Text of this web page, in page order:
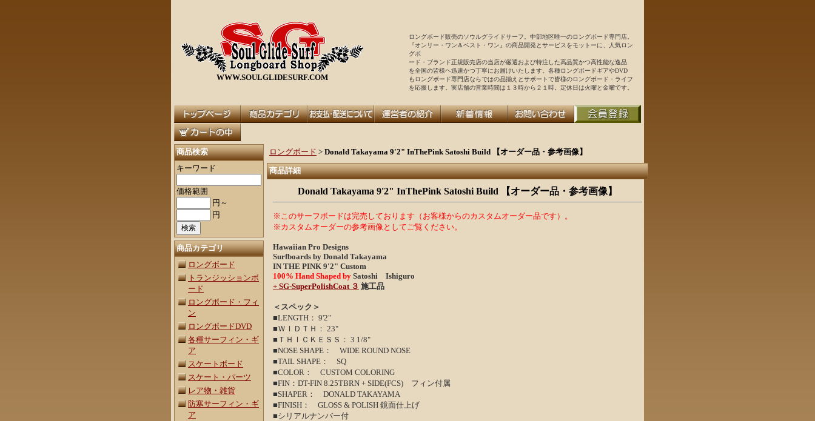
WWW.SOULGLIDESURF.COM
ロングボード販売のソウルグライドサーフ。中部地区唯一のロングボード専門店。
『オンリー・ワン＆ベスト・ワン』の商品開発とサービスをモットーに、人気ロン
グボ
ード・ブランド正規販売店の当店が厳選および特注した高品質かつ高性能な逸品
を全国の皆様ヘ迅速かつ丁寧にお届けいたします。各種ロングボードギアやDVD
もロングボード専門店ならではの品揃えとサポートで皆様のロングボード・ライフ
を応援します。実店舗の営業時間は１３時から２１時。定休日は火曜と金曜です。
商品検索
キーワード
価格範囲
円～
円
商品カテゴリ
ロングボード
トランジッションボ
ード
ロングボード・フィ
ン
ロングボードDVD
各種サーフィン・ギ
ア
スケートボード
スケート・パーツ
レア物・雑貨
防寒サーフィン・ギ
ア
ロングボード > Donald Takayama 9'2" InThePink Satoshi Build 【オーダー品・参考画像】
商品詳細
Donald Takayama 9'2" InThePink Satoshi Build 【オーダー品・参考画像】
※このサーフボードは完売しております（お客様からのカスタムオーダー品です）。
※カスタムオーダーの参考画像としてご覧ください。
Hawaiian Pro Designs
Surfboards by Donald Takayama
IN THE PINK 9'2" Custom
100% Hand Shaped by Satoshi Ishiguro
+ SG-SuperPolishCoat ３ 施工品
＜スペック＞
■LENGTH： 9'2"
■ＷＩＤＴＨ： 23"
■ＴＨＩＣＫＥＳＳ： 3 1/8"
■NOSE SHAPE： WIDE ROUND NOSE
■TAIL SHAPE： SQ
■COLOR： CUSTOM COLORING
■FIN：DT-FIN 8.25TBRN + SIDE(FCS) フィン付属
■SHAPER： DONALD TAKAYAMA
■FINISH： GLOSS & POLISH 鏡面仕上げ
■シリアルナンバー付